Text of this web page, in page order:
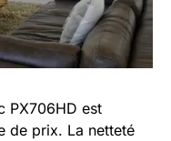
PX706HD est
de prix. La netteté